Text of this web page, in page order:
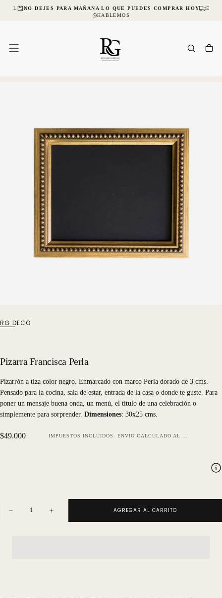
SALTARNO DEJES PARA MAÑANA LO QUE PUEDES COMPRAR HOY
HABLEMOS
RG DECO
Pizarra Francisca Perla
Pizarrón a tiza color negro. Enmarcado con marco Perla dorado de 3 cms.
Pensado para la cocina, sala de estar, entrada de la casa o donde te guste. Para
poner un mensaje buena onda, un menú, el titulo de una celebración o
simplemente para sorprender. Dimensiones: 30x25 cms.
Precio
$49.000 IMPUESTOS INCLUIDOS. ENVÍO CALCULADO AL FINALIZAR LA COMPRA.
Disminuir
Aumentar
cantidad
AGREGAR AL CARRITO